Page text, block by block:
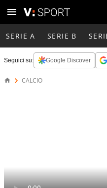
SERIE A SERIE B
Seguici su: Google Discover
CALCIO